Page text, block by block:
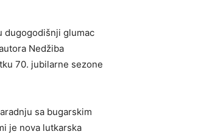
dugogodišnji glumac
Nedžiba
70. jubilarne sezone
sa bugarskim
je nova lutkarska